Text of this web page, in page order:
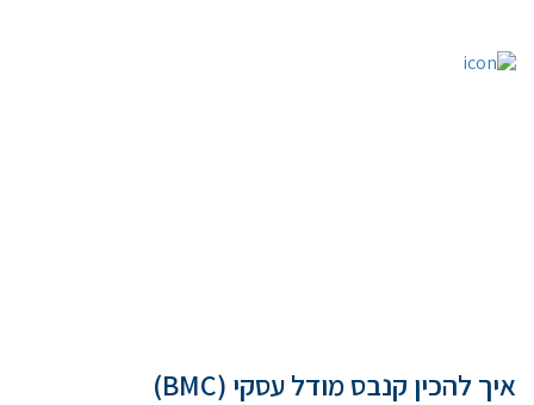
איך להכין קנבס מודל עסקי (BMC)